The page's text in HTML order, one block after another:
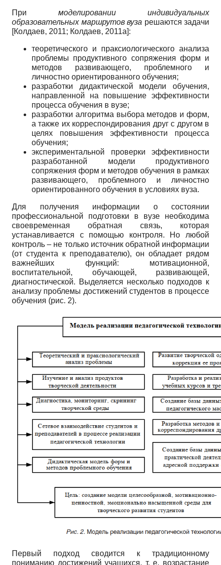
При моделировании индивидуальных
образовательных маршрутов вуза решаются задачи
[Колдаев, 2011; Колдаев, 2011а]:
теоретического и праксиологического анализа
проблемы продуктивного сопряжения форм и
методов развивающего, проблемного и
личностно ориентированного обучения;
разработки дидактической модели обучения,
направленной на повышение эффективности
процесса обучения в вузе;
разработки алгоритма выбора методов и форм,
а также их корреспондирования друг с другом в
целях повышения эффективности процесса
обучения;
экспериментальной проверки эффективности
разработанной модели продуктивного
сопряжения форм и методов обучения в рамках
развивающего, проблемного и личностно
ориентированного обучения в условиях вуза.
Для получения информации о состоянии
профессиональной подготовки в вузе необходима
своевременная обратная связь, которая
устанавливается с помощью контроля. Но любой
контроль – не только источник обратной информации
(от студента к преподавателю), он обладает рядом
важнейших функций: мотивационной,
воспитательной, обучающей, развивающей,
диагностической. Выделяется несколько подходов к
анализу проблемы достижений студентов в процессе
обучения (рис. 2).
Первый подход сводится к традиционному
пониманию достижений учащихся, т. е. возрастание